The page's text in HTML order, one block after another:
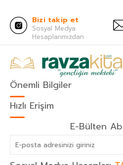
Bizi takip et
Sosyal Medya
Hesaplarımızdan
Önemli Bilgiler
Hızlı Erişim
E-Bülten